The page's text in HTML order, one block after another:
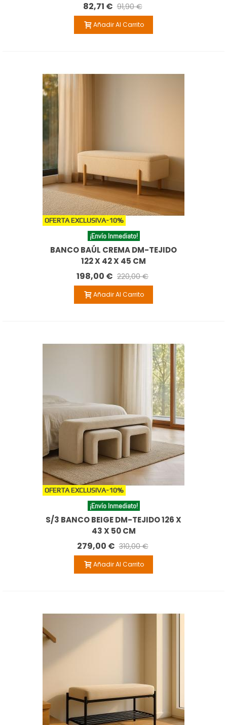
82,71 € 91,90 €
Añadir Al Carrito
OFERTA EXCLUSIVA-10%
¡Envío Inmediato!
BANCO BAÚL CREMA DM-TEJIDO
122 X 42 X 45 CM
198,00 € 220,00 €
Añadir Al Carrito
OFERTA EXCLUSIVA-10%
¡Envío Inmediato!
S/3 BANCO BEIGE DM-TEJIDO 126 X
43 X 50 CM
279,00 € 310,00 €
Añadir Al Carrito